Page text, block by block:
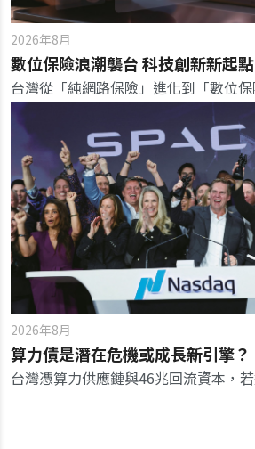
2026年8月
數位保險浪潮襲台 科技創新新起點
2026年8月
算力債是潛在危機或成長新引擎？